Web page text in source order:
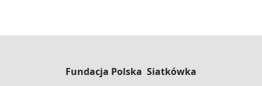
Fundacja Polska Siatkówka